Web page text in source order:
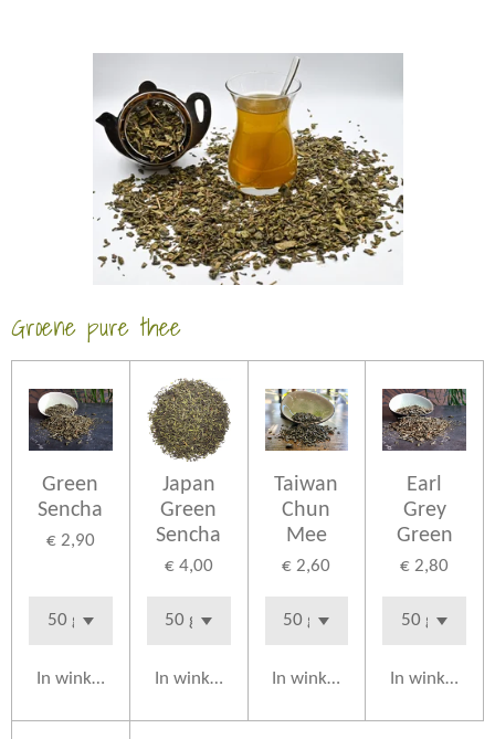
Groene pure thee
Green
Sencha
€ 2,90
In winkelwagen
Japan
Green
Sencha
€ 4,00
In winkelwagen
Taiwan
Chun
Mee
€ 2,60
In winkelwagen
Earl
Grey
Green
€ 2,80
In